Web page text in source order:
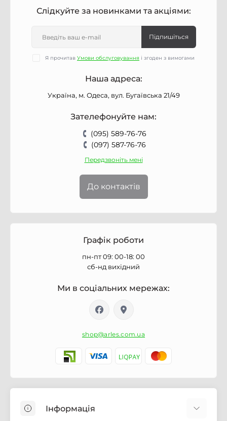
Слідкуйте за новинками та акціями:
Підпишіться
Я прочитав Умови обслуговування і згоден з вимогами
Наша адреса:
Україна, м. Одеса, вул. Бугаївська 21/49
Зателефонуйте нам:
(095) 589-76-76
(097) 587-76-76
Передзвоніть мені
До контактів
Графік роботи
пн-пт 09: 00-18: 00
сб-нд вихідний
Ми в соціальних мережах:
shop@arles.com.ua
Інформація